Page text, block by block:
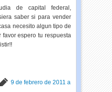
de capital federal,
saber si para vender
necesito algun tipo de
favor espero tu respuesta
9 de febrero de 2011 a